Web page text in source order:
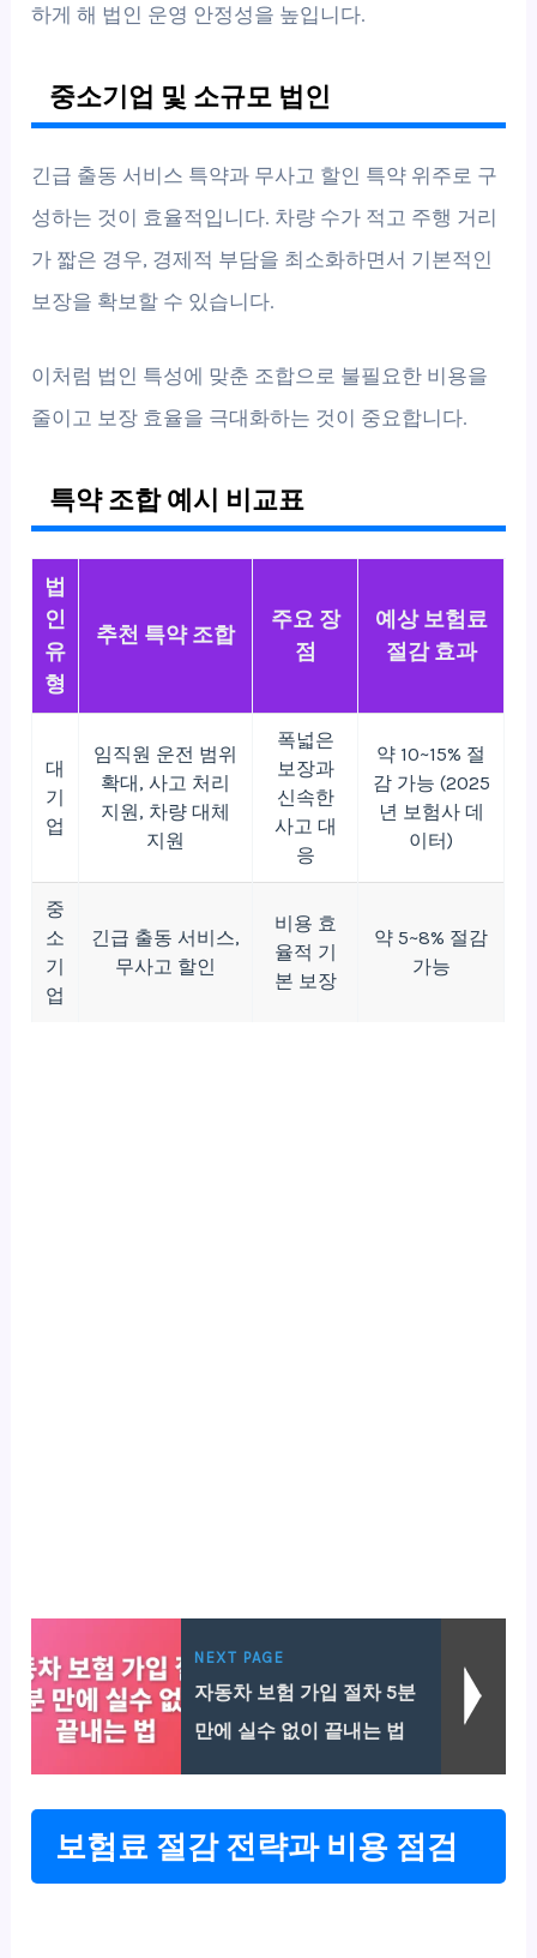
하게 해 법인 운영 안정성을 높입니다.
중소기업 및 소규모 법인
긴급 출동 서비스 특약과 무사고 할인 특약 위주로 구
성하는 것이 효율적입니다. 차량 수가 적고 주행 거리
가 짧은 경우, 경제적 부담을 최소화하면서 기본적인
보장을 확보할 수 있습니다.
이처럼 법인 특성에 맞춘 조합으로 불필요한 비용을
줄이고 보장 효율을 극대화하는 것이 중요합니다.
특약 조합 예시 비교표
법
인
유
형
추천 특약 조합
주요 장
점
예상 보험료
절감 효과
대
기
업
임직원 운전 범위
확대, 사고 처리
지원, 차량 대체
지원
폭넓은
보장과
신속한
사고 대
응
약 10~15% 절
감 가능 (2025
년 보험사 데
이터)
중
소
기
업
긴급 출동 서비스,
무사고 할인
비용 효
율적 기
본 보장
약 5~8% 절감
가능
NEXT PAGE
자동차 보험 가입 절차 5분
만에 실수 없이 끝내는 법
보험료 절감 전략과 비용 점검